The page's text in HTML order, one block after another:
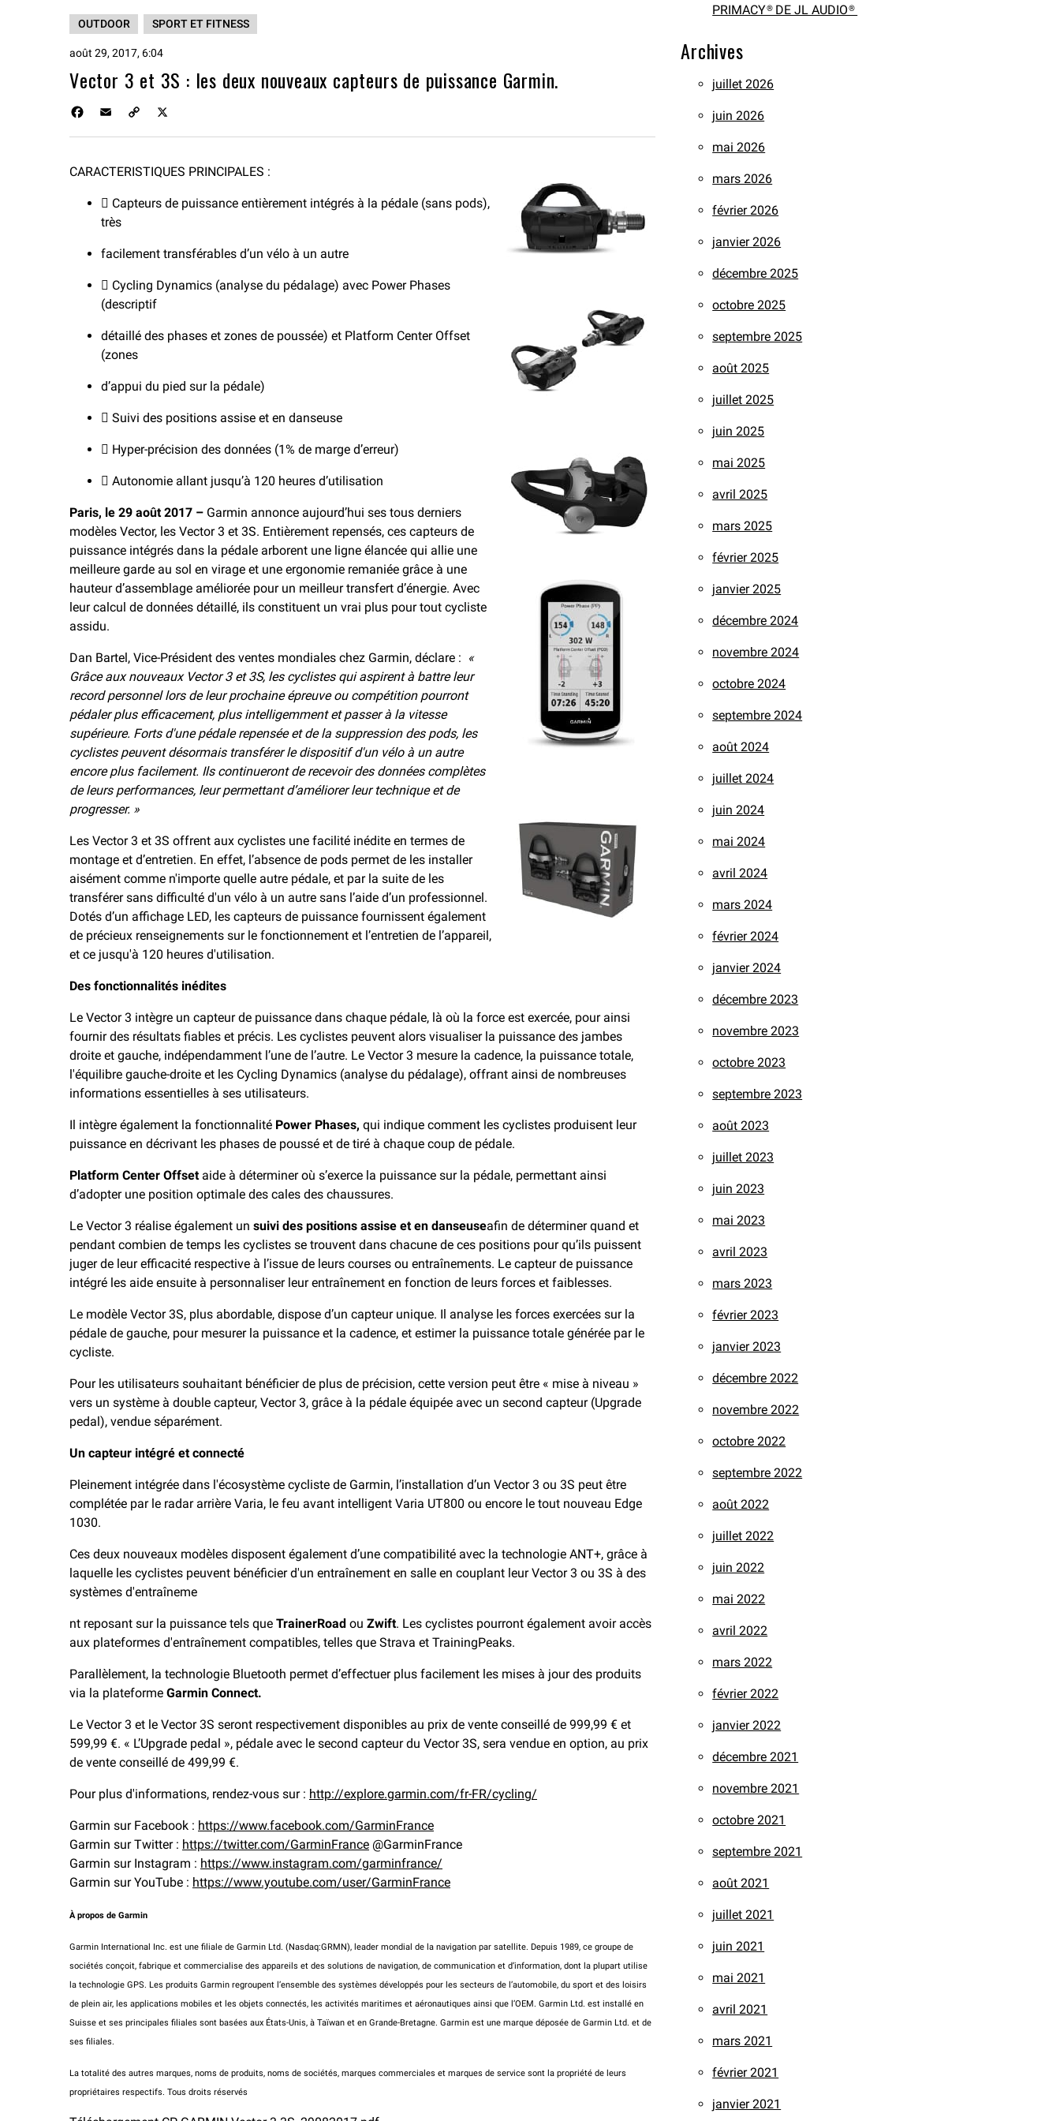
OUTDOOR SPORT ET FITNESS
août 29, 2017, 6:04
Vector 3 et 3S : les deux nouveaux capteurs de puissance Garmin.
b
o
L
n
CARACTERISTIQUES PRINCIPALES :
 Capteurs de puissance entièrement intégrés à la pédale (sans pods),
très
facilement transférables d’un vélo à un autre
 Cycling Dynamics (analyse du pédalage) avec Power Phases
(descriptif
détaillé des phases et zones de poussée) et Platform Center Offset
(zones
d’appui du pied sur la pédale)
 Suivi des positions assise et en danseuse
 Hyper-précision des données (1% de marge d’erreur)
 Autonomie allant jusqu’à 120 heures d’utilisation
Paris, le 29 août 2017 – Garmin annonce aujourd’hui ses tous derniers
modèles Vector, les Vector 3 et 3S. Entièrement repensés, ces capteurs de
puissance intégrés dans la pédale arborent une ligne élancée qui allie une
meilleure garde au sol en virage et une ergonomie remaniée grâce à une
hauteur d’assemblage améliorée pour un meilleur transfert d’énergie. Avec
leur calcul de données détaillé, ils constituent un vrai plus pour tout cycliste
assidu.
Dan Bartel, Vice-Président des ventes mondiales chez Garmin, déclare : «
Grâce aux nouveaux Vector 3 et 3S, les cyclistes qui aspirent à battre leur
record personnel lors de leur prochaine épreuve ou compétition pourront
pédaler plus efficacement, plus intelligemment et passer à la vitesse
supérieure. Forts d'une pédale repensée et de la suppression des pods, les
cyclistes peuvent désormais transférer le dispositif d'un vélo à un autre
encore plus facilement. Ils continueront de recevoir des données complètes
de leurs performances, leur permettant d’améliorer leur technique et de
progresser. »
Les Vector 3 et 3S offrent aux cyclistes une facilité inédite en termes de
montage et d’entretien. En effet, l’absence de pods permet de les installer
aisément comme n'importe quelle autre pédale, et par la suite de les
transférer sans difficulté d'un vélo à un autre sans l’aide d’un professionnel.
Dotés d’un affichage LED, les capteurs de puissance fournissent également
de précieux renseignements sur le fonctionnement et l’entretien de l’appareil,
et ce jusqu'à 120 heures d'utilisation.
Des fonctionnalités inédites
Le Vector 3 intègre un capteur de puissance dans chaque pédale, là où la force est exercée, pour ainsi
fournir des résultats fiables et précis. Les cyclistes peuvent alors visualiser la puissance des jambes
droite et gauche, indépendamment l’une de l’autre. Le Vector 3 mesure la cadence, la puissance totale,
l'équilibre gauche-droite et les Cycling Dynamics (analyse du pédalage), offrant ainsi de nombreuses
informations essentielles à ses utilisateurs.
Il intègre également la fonctionnalité Power Phases, qui indique comment les cyclistes produisent leur
puissance en décrivant les phases de poussé et de tiré à chaque coup de pédale.
Platform Center Offsetaide à déterminer où s’exerce la puissance sur la pédale, permettant ainsi
d’adopter une position optimale des cales des chaussures.
Le Vector 3 réalise également un suivi des positions assise et en danseuseafin de déterminer quand et
pendant combien de temps les cyclistes se trouvent dans chacune de ces positions pour qu’ils puissent
juger de leur efficacité respective à l’issue de leurs courses ou entraînements. Le capteur de puissance
intégré les aide ensuite à personnaliser leur entraînement en fonction de leurs forces et faiblesses.
Le modèle Vector 3S, plus abordable, dispose d’un capteur unique. Il analyse les forces exercées sur la
pédale de gauche, pour mesurer la puissance et la cadence, et estimer la puissance totale générée par le
cycliste.
Pour les utilisateurs souhaitant bénéficier de plus de précision, cette version peut être « mise à niveau »
vers un système à double capteur, Vector 3, grâce à la pédale équipée avec un second capteur (Upgrade
pedal), vendue séparément.
Un capteur intégré et connecté
Pleinement intégrée dans l'écosystème cycliste de Garmin, l’installation d’un Vector 3 ou 3S peut être
complétée par le radar arrière Varia, le feu avant intelligent Varia UT800 ou encore le tout nouveau Edge
1030.
Ces deux nouveaux modèles disposent également d’une compatibilité avec la technologie ANT+, grâce à
laquelle les cyclistes peuvent bénéficier d'un entraînement en salle en couplant leur Vector 3 ou 3S à des
systèmes d'entraîneme
nt reposant sur la puissance tels que TrainerRoad ou Zwift. Les cyclistes pourront également avoir accès
aux plateformes d'entraînement compatibles, telles que Strava et TrainingPeaks.
Parallèlement, la technologie Bluetooth permet d’effectuer plus facilement les mises à jour des produits
via la plateforme Garmin Connect.
Le Vector 3 et le Vector 3S seront respectivement disponibles au prix de vente conseillé de 999,99 € et
599,99 €. « L’Upgrade pedal », pédale avec le second capteur du Vector 3S, sera vendue en option, au prix
de vente conseillé de 499,99 €.
Pour plus d'informations, rendez-vous sur : http://explore.garmin.com/fr-FR/cycling/
Garmin sur Facebook : https://www.facebook.com/GarminFrance
Garmin sur Twitter : https://twitter.com/GarminFrance @GarminFrance
Garmin sur Instagram : https://www.instagram.com/garminfrance/
Garmin sur YouTube : https://www.youtube.com/user/GarminFrance
À propos de Garmin
Garmin International Inc. est une filiale de Garmin Ltd. (Nasdaq:GRMN), leader mondial de la navigation par satellite. Depuis 1989, ce groupe de
sociétés conçoit, fabrique et commercialise des appareils et des solutions de navigation, de communication et d’information, dont la plupart utilise
la technologie GPS. Les produits Garmin regroupent l’ensemble des systèmes développés pour les secteurs de l’automobile, du sport et des loisirs
de plein air, les applications mobiles et les objets connectés, les activités maritimes et aéronautiques ainsi que l’OEM. Garmin Ltd. est installé en
Suisse et ses principales filiales sont basées aux États-Unis, à Taïwan et en Grande-Bretagne. Garmin est une marque déposée de Garmin Ltd. et de
ses filiales.
La totalité des autres marques, noms de produits, noms de sociétés, marques commerciales et marques de service sont la propriété de leurs
propriétaires respectifs. Tous droits réservés
PRIMACY® DE JL AUDIO®
Archives
juillet 2026
juin 2026
mai 2026
mars 2026
février 2026
janvier 2026
décembre 2025
octobre 2025
septembre 2025
août 2025
juillet 2025
juin 2025
mai 2025
avril 2025
mars 2025
février 2025
janvier 2025
décembre 2024
novembre 2024
octobre 2024
septembre 2024
août 2024
juillet 2024
juin 2024
mai 2024
avril 2024
mars 2024
février 2024
janvier 2024
décembre 2023
novembre 2023
octobre 2023
septembre 2023
août 2023
juillet 2023
juin 2023
mai 2023
avril 2023
mars 2023
février 2023
janvier 2023
décembre 2022
novembre 2022
octobre 2022
septembre 2022
août 2022
juillet 2022
juin 2022
mai 2022
avril 2022
mars 2022
février 2022
janvier 2022
décembre 2021
novembre 2021
octobre 2021
septembre 2021
août 2021
juillet 2021
juin 2021
mai 2021
avril 2021
mars 2021
février 2021
janvier 2021